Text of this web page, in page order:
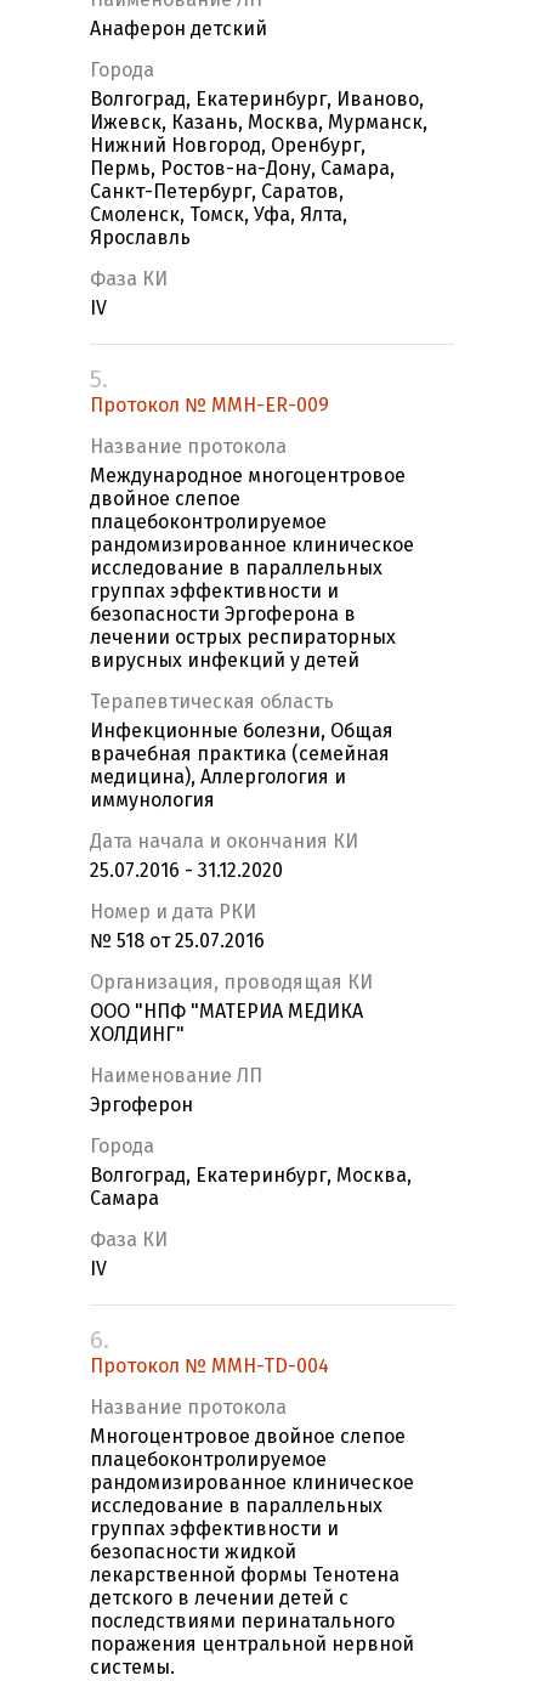
Анаферон детский
Города
Волгоград, Екатеринбург, Иваново,
Ижевск, Казань, Москва, Мурманск,
Нижний Новгород, Оренбург,
Пермь, Ростов-на-Дону, Самара,
Санкт-Петербург, Саратов,
Смоленск, Томск, Уфа, Ялта,
Ярославль
Фаза КИ
IV
5.
Протокол № MMH-ER-009
Название протокола
Международное многоцентровое
двойное слепое
плацебоконтролируемое
рандомизированное клиническое
исследование в параллельных
группах эффективности и
безопасности Эргоферона в
лечении острых респираторных
вирусных инфекций у детей
Терапевтическая область
Инфекционные болезни, Общая
врачебная практика (семейная
медицина), Аллергология и
иммунология
Дата начала и окончания КИ
25.07.2016 - 31.12.2020
Номер и дата РКИ
№ 518 от 25.07.2016
Организация, проводящая КИ
ООО "НПФ "МАТЕРИА МЕДИКА
ХОЛДИНГ"
Наименование ЛП
Эргоферон
Города
Волгоград, Екатеринбург, Москва,
Самара
Фаза КИ
IV
6.
Протокол № MMH-TD-004
Название протокола
Многоцентровое двойное слепое
плацебоконтролируемое
рандомизированное клиническое
исследование в параллельных
группах эффективности и
безопасности жидкой
лекарственной формы Тенотена
детского в лечении детей с
последствиями перинатального
поражения центральной нервной
системы.